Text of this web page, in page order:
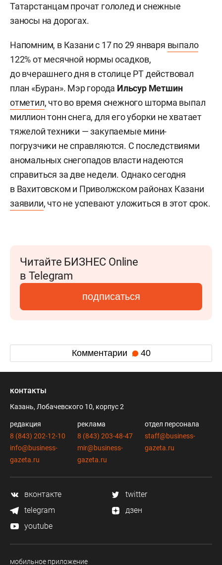
Татарстанцам прочат гололед и снежные
заносы на дорогах.
Напомним, в Казани с 17 по 29 января выпало
122% от месячной нормы осадков,
до вчерашнего дня в столице РТ действовал
план «Буран». Мэр города Ильсур Метшин
отметил, что во время снежного шторма выпал
миллион тонн снега, для его уборки не хватает
тяжелой техники — закупаемые мини-
погрузчики не справляются. С последствиями
аномальных снегопадов власти надеются
справиться за две недели. Однако сегодня
в Вахитовском и Приволжском районах Казани
заявили, что не успевают уложиться в этот срок.
Читайте БИЗНЕС Online
в Telegram
подписаться
Комментарии 40
контакты
Казань, Лобачевского 10, корпус 2
редакция
8 (843) 202-12-10
info@business-
gazeta.ru
реклама
8 (843) 203-48-47
mir@business-
gazeta.ru
отдел персонала
staff@business-
gazeta.ru
вконтакте
twitter
telegram
дзен
youtube
мобильное приложение